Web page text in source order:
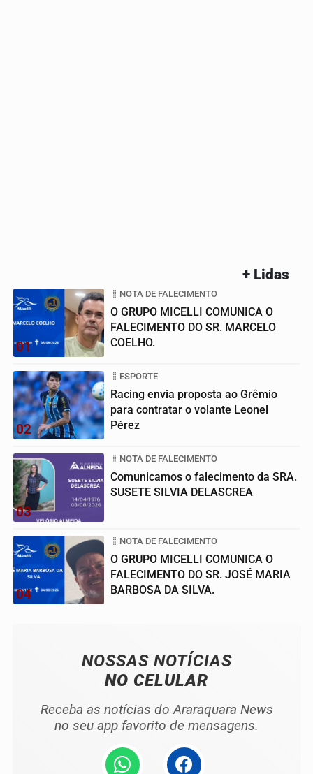
+ Lidas
01
NOTA DE FALECIMENTO
O GRUPO MICELLI COMUNICA O
FALECIMENTO DO SR. MARCELO
COELHO.
02
ESPORTE
Racing envia proposta ao Grêmio
para contratar o volante Leonel
Pérez
03
NOTA DE FALECIMENTO
Comunicamos o falecimento da SRA.
SUSETE SILVIA DELASCREA
04
NOTA DE FALECIMENTO
O GRUPO MICELLI COMUNICA O
FALECIMENTO DO SR. JOSÉ MARIA
BARBOSA DA SILVA.
NOSSAS NOTÍCIAS
NO CELULAR
Receba as notícias do Araraquara News
no seu app favorito de mensagens.